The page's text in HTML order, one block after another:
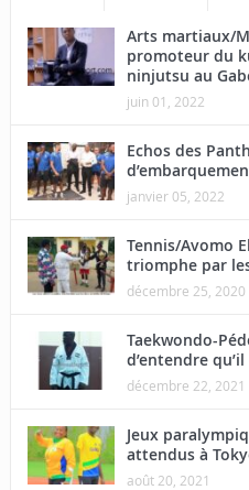
Arts martiaux/
promoteur du
ninjutsu au
juin 01, 2022
Echos des
janvier 05, 2022
Tennis/Avomo
triomphe par
décembre 25, 2020
Taekwondo-
d’entendre
décembre 22, 2021
Jeux
attendus à
août 20, 2021